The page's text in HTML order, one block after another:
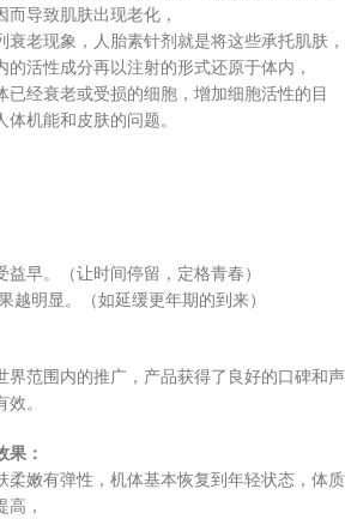
导致肌肤出现老化，
老现象，人胎素针剂就是将这些承托肌肤，
活性成分再以注射的形式还原于体内，
已经衰老或受损的细胞，增加细胞活性的目
机能和皮肤的问题。
早。（让时间停留，定格青春）
越明显。（如延缓更年期的到来）
界范围内的推广，产品获得了良好的口碑和声
。
果 ：
柔嫩有弹性，机体基本恢复到年轻状态，体质
，